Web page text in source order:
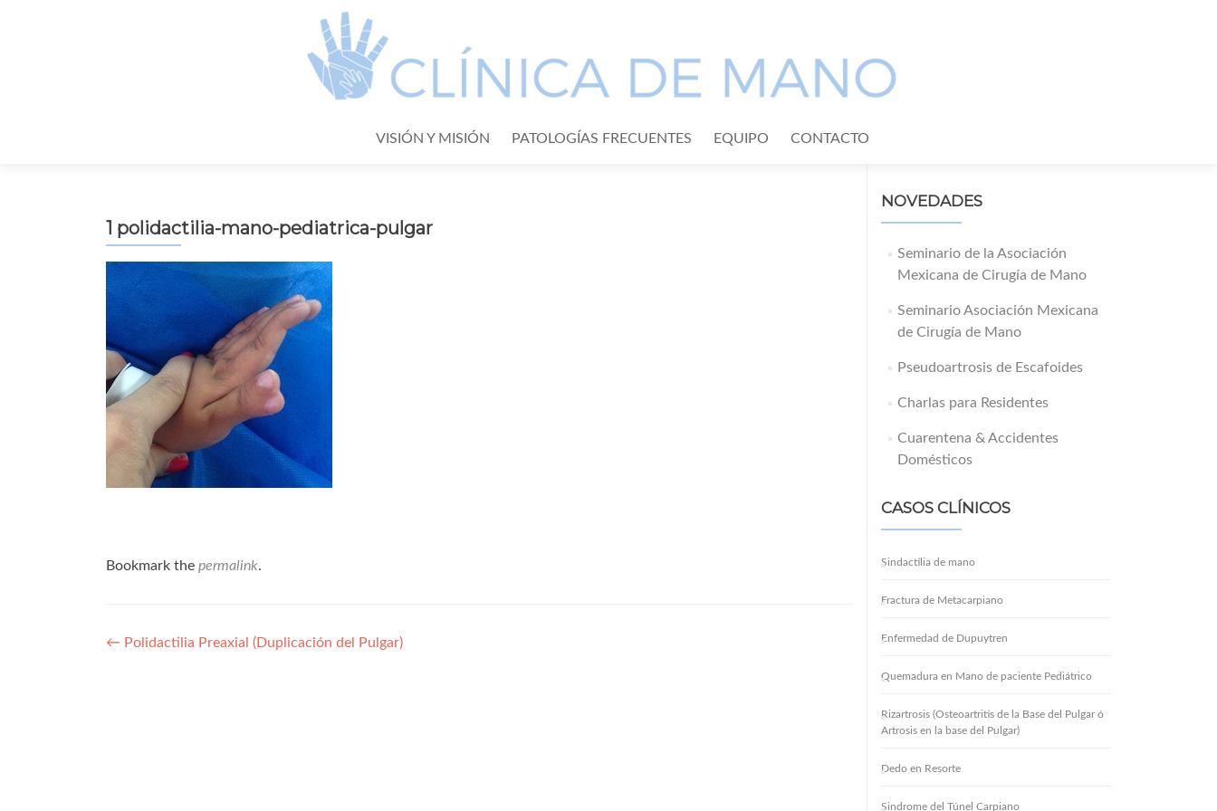
VISIÓN Y MISIÓN PATOLOGÍAS FRECUENTES EQUIPO CONTACTO
1 polidactilia-mano-pediatrica-pulgar
Bookmark the permalink.
Navegación
← Polidactilia Preaxial (Duplicación del Pulgar)
NOVEDADES
Seminario de la Asociación
Mexicana de Cirugía de Mano
Seminario Asociación Mexicana
de Cirugía de Mano
Pseudoartrosis de Escafoides
Charlas para Residentes
Cuarentena & Accidentes
Domésticos
CASOS CLÍNICOS
Sindactilia de mano
Fractura de Metacarpiano
Enfermedad de Dupuytren
Quemadura en Mano de paciente Pediátrico
Rizartrosis (Osteoartritis de la Base del Pulgar ó
Artrosis en la base del Pulgar)
Dedo en Resorte
Sindrome del Túnel Carpiano